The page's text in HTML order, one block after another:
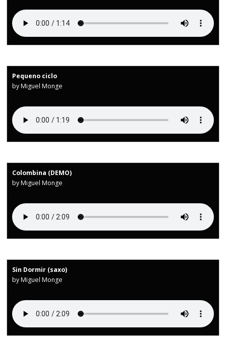
Pequeno ciclo
by Miguel Monge
Colombina (DEMO)
by Miguel Monge
Sin Dormir (saxo)
by Miguel Monge